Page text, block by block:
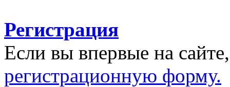
Регистрация
Если вы впервые на
регистрационную форму.